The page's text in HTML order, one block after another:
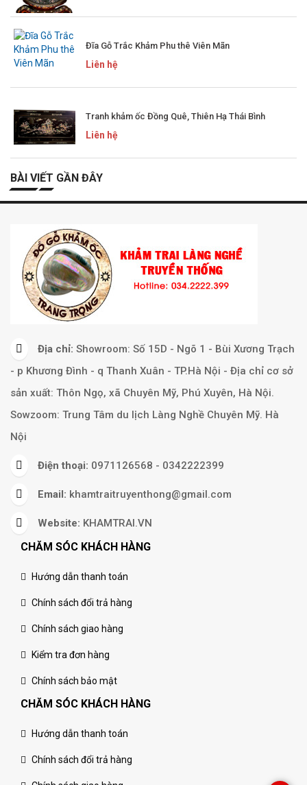
Đĩa Gỗ Trắc Khảm Phu thê Viên Mãn
Liên hệ
Tranh khảm ốc Đồng Quê, Thiên Hạ Thái Bình
Liên hệ
BÀI VIẾT GẦN ĐÂY
Địa chỉ: Showroom: Số 15D - Ngõ 1 - Bùi Xương Trạch
- p Khương Đình - q Thanh Xuân - TP.Hà Nội - Địa chỉ cơ sở
sản xuất: Thôn Ngọ, xã Chuyên Mỹ, Phú Xuyên, Hà Nội.
Sowzoom: Trung Tâm du lịch Làng Nghề Chuyên Mỹ. Hà
Nội
Điện thoại: 0971126568 - 0342222399
Email: khamtraitruyenthong@gmail.com
Website: KHAMTRAI.VN
CHĂM SÓC KHÁCH HÀNG
Hướng dẫn thanh toán
Chính sách đổi trả hàng
Chính sách giao hàng
Kiểm tra đơn hàng
Chính sách bảo mật
CHĂM SÓC KHÁCH HÀNG
Hướng dẫn thanh toán
Chính sách đổi trả hàng